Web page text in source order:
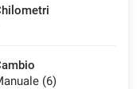
(6)